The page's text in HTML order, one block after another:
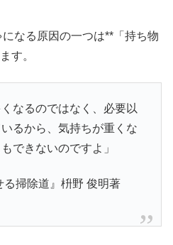
なる原因の一つは**「持ち物
す。
なるのではなく、必要以
るから、気持ちが重くな
できないのですよ」
掃除道』枡野 俊明著